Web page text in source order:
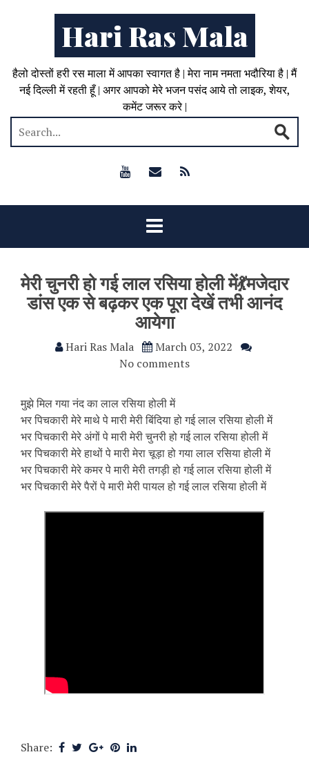
Hari Ras Mala
हैलो दोस्तों हरी रस माला में आपका स्वागत है | मेरा नाम नमता भदौरिया है | मैं
नई दिल्ली में रहती हूँ | अगर आपको मेरे भजन पसंद आये तो लाइक, शेयर,
कमेंट जरूर करे |
मेरी चुनरी हो गई लाल रसिया होली में💃मजेदार
डांस एक से बढ़कर एक पूरा देखें तभी आनंद
आयेगा
Hari Ras Mala
March 03, 2022
No comments
मुझे मिल गया नंद का लाल रसिया होली में
भर पिचकारी मेरे माथे पे मारी मेरी बिंदिया हो गई लाल रसिया होली में
भर पिचकारी मेरे अंगों पे मारी मेरी चुनरी हो गई लाल रसिया होली में
भर पिचकारी मेरे हाथों पे मारी मेरा चूड़ा हो गया लाल रसिया होली में
भर पिचकारी मेरे कमर पे मारी मेरी तगड़ी हो गई लाल रसिया होली में
भर पिचकारी मेरे पैरों पे मारी मेरी पायल हो गई लाल रसिया होली में
Share: